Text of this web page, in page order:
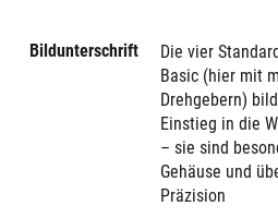
Bildunterschrift
Die vier
Basic (hier mit
Drehgebern)
Einstieg in die
– sie sind
Gehäuse und
Präzision